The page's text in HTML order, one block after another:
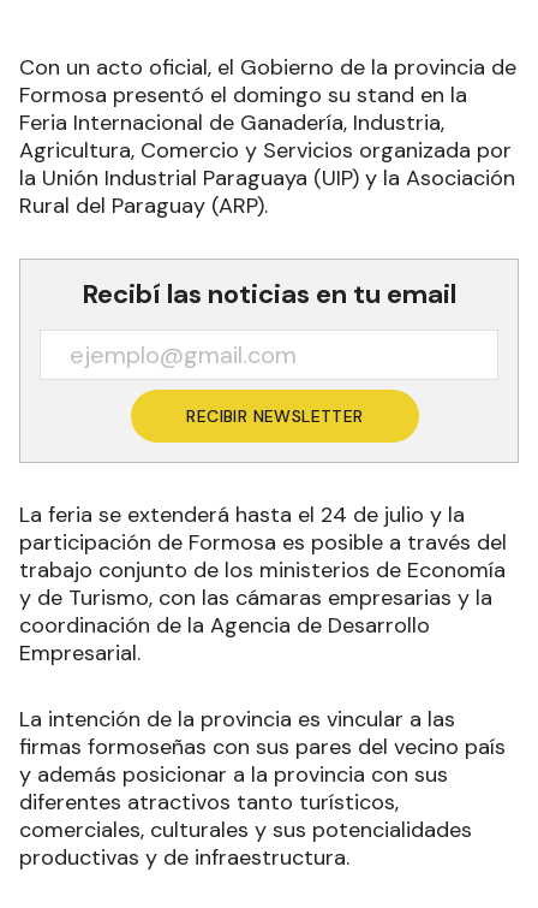
Con un acto oficial, el Gobierno de la provincia de
Formosa presentó el domingo su stand en la
Feria Internacional de Ganadería, Industria,
Agricultura, Comercio y Servicios organizada por
la Unión Industrial Paraguaya (UIP) y la Asociación
Rural del Paraguay (ARP).
Recibí las noticias en tu email
RECIBIR NEWSLETTER
La feria se extenderá hasta el 24 de julio y la
participación de Formosa es posible a través del
trabajo conjunto de los ministerios de Economía
y de Turismo, con las cámaras empresarias y la
coordinación de la Agencia de Desarrollo
Empresarial.
La intención de la provincia es vincular a las
firmas formoseñas con sus pares del vecino país
y además posicionar a la provincia con sus
diferentes atractivos tanto turísticos,
comerciales, culturales y sus potencialidades
productivas y de infraestructura.